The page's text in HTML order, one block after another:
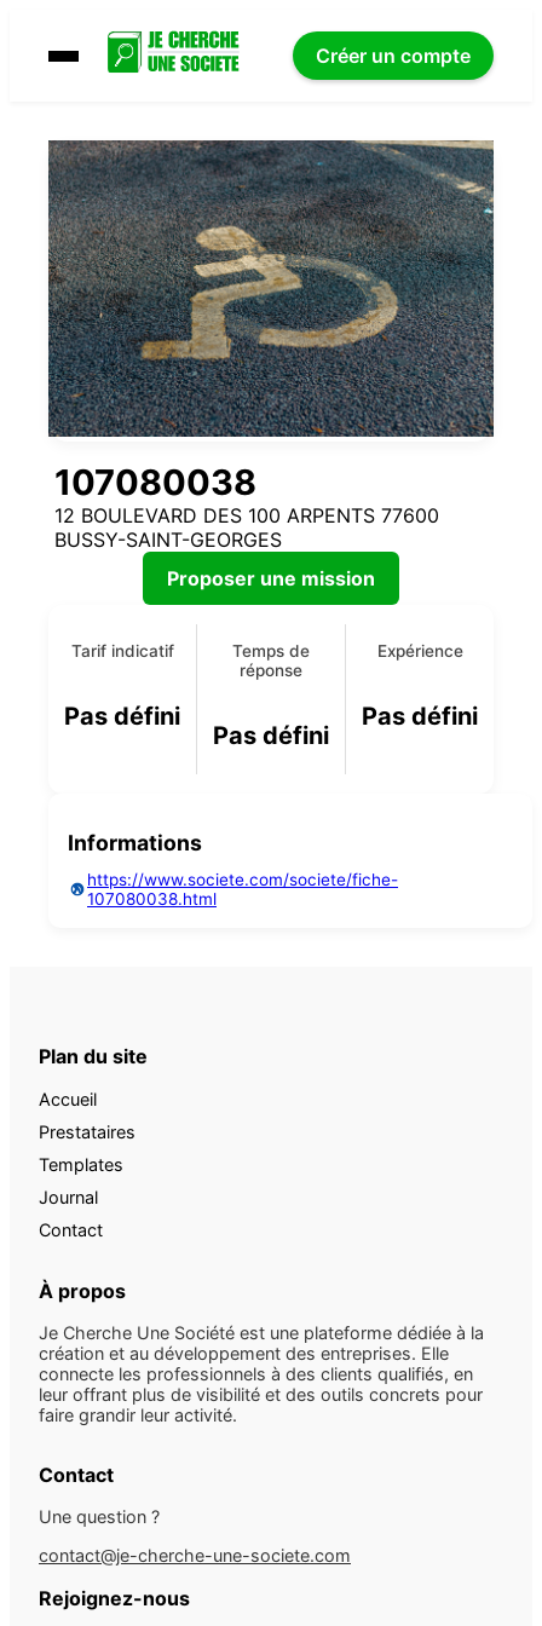
Créer un compte
107080038
12 BOULEVARD DES 100 ARPENTS 77600
BUSSY-SAINT-GEORGES
Proposer une mission
Tarif indicatif
Pas défini
Temps de
réponse
Pas défini
Expérience
Pas défini
Informations
https://www.societe.com/societe/fiche-
107080038.html
Plan du site
Accueil
Prestataires
Templates
Journal
Contact
À propos
Je Cherche Une Société est une plateforme dédiée à la
création et au développement des entreprises. Elle
connecte les professionnels à des clients qualifiés, en
leur offrant plus de visibilité et des outils concrets pour
faire grandir leur activité.
Contact
Une question ?
contact@je-cherche-une-societe.com
Rejoignez-nous